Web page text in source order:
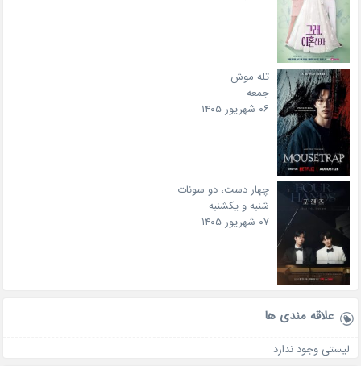
تله موش
جمعه
۰۶ شهریور ۱۴۰۵
چهار دست، دو سونات
شنبه و یکشنبه
۰۷ شهریور ۱۴۰۵
علاقه‌ مندی ها
لیستی وجود ندارد